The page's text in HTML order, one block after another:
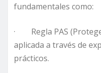
fundamentales como:
· Regla PAS
aplicada a través de
prácticos.